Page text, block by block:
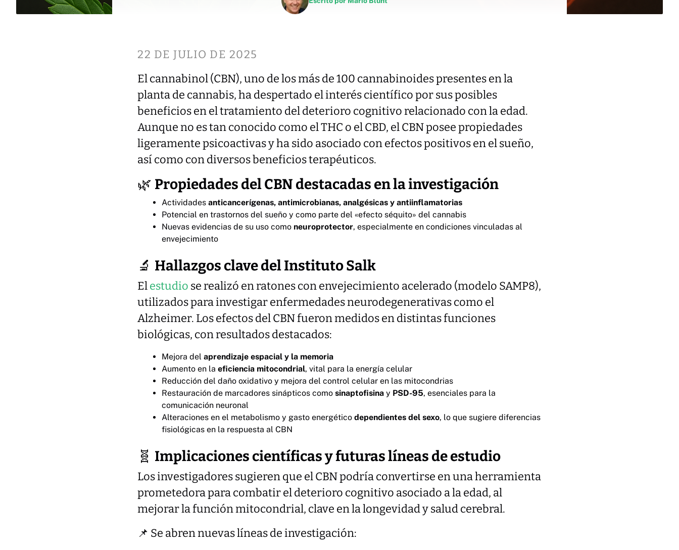
22 DE JULIO DE 2025
El cannabinol (CBN), uno de los más de 100 cannabinoides presentes en la
planta de cannabis, ha despertado el interés científico por sus posibles
beneficios en el tratamiento del deterioro cognitivo relacionado con la edad.
Aunque no es tan conocido como el THC o el CBD, el CBN posee propiedades
ligeramente psicoactivas y ha sido asociado con efectos positivos en el sueño,
así como con diversos beneficios terapéuticos.
🌿 Propiedades del CBN destacadas en la investigación
Actividades anticancerígenas, antimicrobianas, analgésicas y antiinflamatorias
Potencial en trastornos del sueño y como parte del «efecto séquito» del cannabis
Nuevas evidencias de su uso como neuroprotector, especialmente en condiciones vinculadas al
envejecimiento
🔬 Hallazgos clave del Instituto Salk
Elestudio se realizó en ratones con envejecimiento acelerado (modelo SAMP8),
utilizados para investigar enfermedades neurodegenerativas como el
Alzheimer. Los efectos del CBN fueron medidos en distintas funciones
biológicas, con resultados destacados:
Mejora del aprendizaje espacial y la memoria
Aumento en la eficiencia mitocondrial, vital para la energía celular
Reducción del daño oxidativo y mejora del control celular en las mitocondrias
Restauración de marcadores sinápticos como sinaptofisina y PSD-95, esenciales para la
comunicación neuronal
Alteraciones en el metabolismo y gasto energético dependientes del sexo, lo que sugiere diferencias
fisiológicas en la respuesta al CBN
🧬 Implicaciones científicas y futuras líneas de estudio
Los investigadores sugieren que el CBN podría convertirse en una herramienta
prometedora para combatir el deterioro cognitivo asociado a la edad, al
mejorar la función mitocondrial, clave en la longevidad y salud cerebral.
📌 Se abren nuevas líneas de investigación: